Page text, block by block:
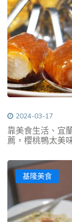
2024-03-17
靠美食生活、宜
薦，櫻桃鴨太美
基隆美食